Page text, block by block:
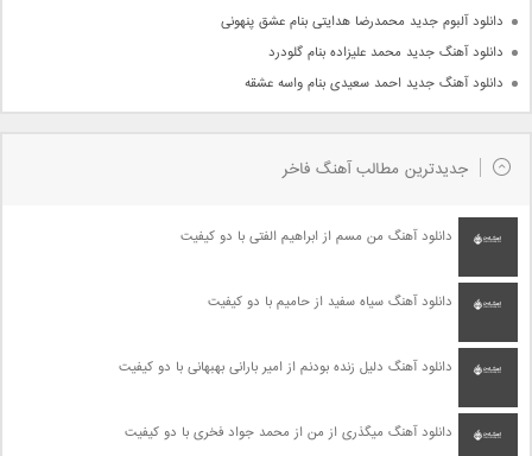
دانلود آلبوم جدید محمدرضا هدایتی بنام عشق پنهونی
دانلود آهنگ جدید محمد علیزاده بنام گلودرد
دانلود آهنگ جدید احمد سعیدی بنام واسه عشقه
جدیدترین مطالب آهنگ فاخر
دانلود آهنگ من مسم از ابراهیم الفتی با دو کیفیت
دانلود آهنگ سیاه سفید از حامیم با دو کیفیت
دانلود آهنگ دلیل زنده بودنم از امیر بارانی بهبهانی با دو کیفیت
دانلود آهنگ میگذری از من از محمد جواد فخری با دو کیفیت